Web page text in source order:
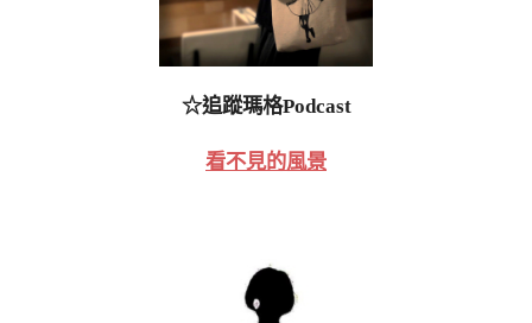
☆追蹤瑪格Podcast
看不見的風景